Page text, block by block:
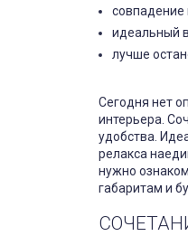
совпадение
идеальный
лучше
Сегодня нет
интерьера.
удобства.
релакса
нужно
габаритам и